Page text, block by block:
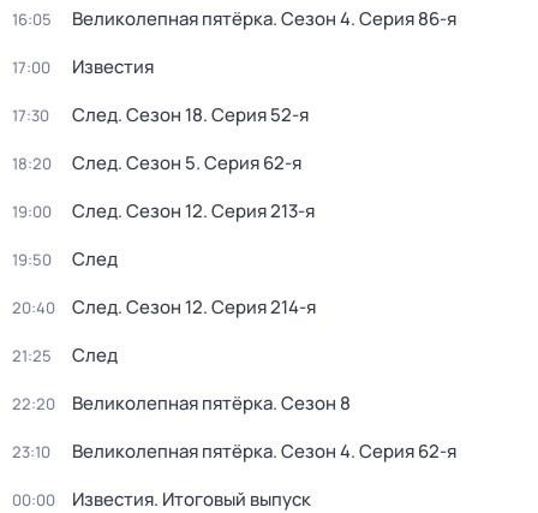
16:05 Великолепная пятёрка. Сезон 4. Серия 86-я
17:00 Известия
17:30 След. Сезон 18. Серия 52-я
18:20 След. Сезон 5. Серия 62-я
19:00 След. Сезон 12. Серия 213-я
19:50 След
20:40 След. Сезон 12. Серия 214-я
21:25 След
22:20 Великолепная пятёрка. Сезон 8
23:10 Великолепная пятёрка. Сезон 4. Серия 62-я
00:00 Известия. Итоговый выпуск